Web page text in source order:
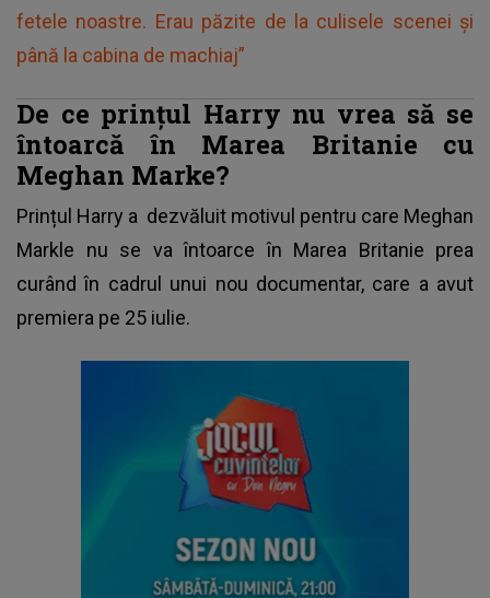
fetele noastre. Erau păzite de la culisele scenei și
până la cabina de machiaj”
De ce prințul Harry nu vrea să se
întoarcă în Marea Britanie cu
Meghan Marke?
Prințul Harry a dezvăluit motivul pentru care Meghan
Markle nu se va întoarce în Marea Britanie prea
curând în cadrul unui nou documentar, care a avut
premiera pe 25 iulie.